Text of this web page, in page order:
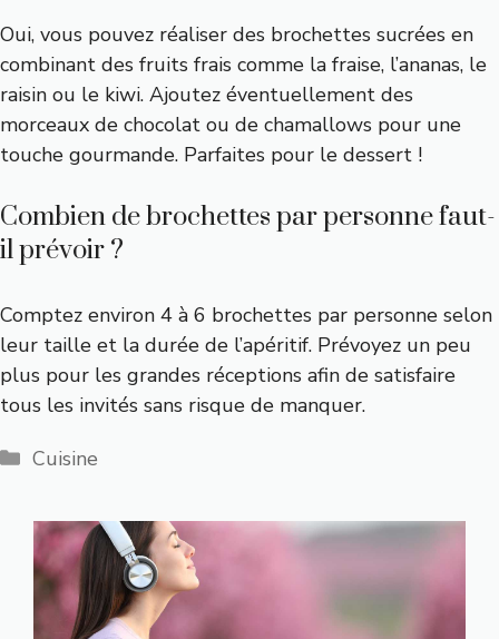
Oui, vous pouvez réaliser des brochettes sucrées en
combinant des fruits frais comme la fraise, l’ananas, le
raisin ou le kiwi. Ajoutez éventuellement des
morceaux de chocolat ou de chamallows pour une
touche gourmande. Parfaites pour le dessert !
Combien de brochettes par personne faut-
il prévoir ?
Comptez environ 4 à 6 brochettes par personne selon
leur taille et la durée de l’apéritif. Prévoyez un peu
plus pour les grandes réceptions afin de satisfaire
tous les invités sans risque de manquer.
Catégories
Cuisine